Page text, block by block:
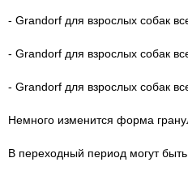
- Grandorf для взрослых собак
- Grandorf для взрослых собак
- Grandorf для взрослых собак
Немного изменится форма
В переходный период могут